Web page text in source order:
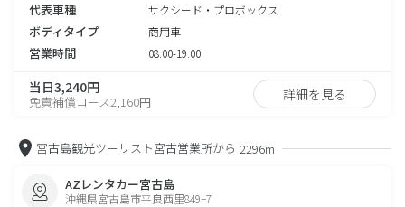
代表車種 サクシード・プロボックス
ボディタイプ 商用車
営業時間 08:00-19:00
当日3,240円
免責補償コース2,160円 詳細を見る
宮古島観光ツーリスト宮古営業所から 2296m
AZレンタカー宮古島
沖縄県宮古島市平良西里849−7